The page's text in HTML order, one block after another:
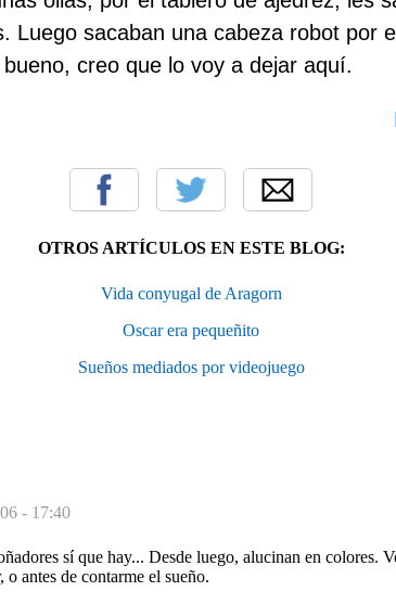
Luego sacaban una cabeza robot por
creo que lo voy a dejar aquí.
OTROS ARTÍCULOS EN ESTE BLOG:
Vida conyugal de Aragorn
Oscar era pequeñito
Sueños mediados por videojuego
- 17:40
sí que hay... Desde luego, alucinan en colores.
antes de contarme el sueño.